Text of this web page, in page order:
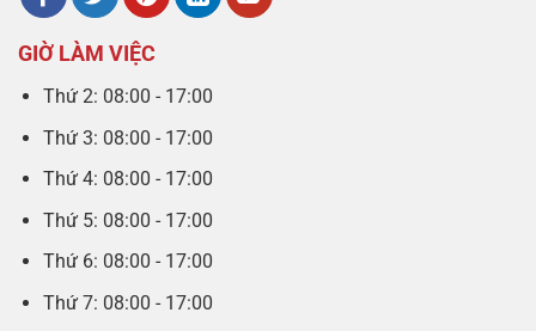
GIỜ LÀM VIỆC
Thứ 2: 08:00 - 17:00
Thứ 3: 08:00 - 17:00
Thứ 4: 08:00 - 17:00
Thứ 5: 08:00 - 17:00
Thứ 6: 08:00 - 17:00
Thứ 7: 08:00 - 17:00